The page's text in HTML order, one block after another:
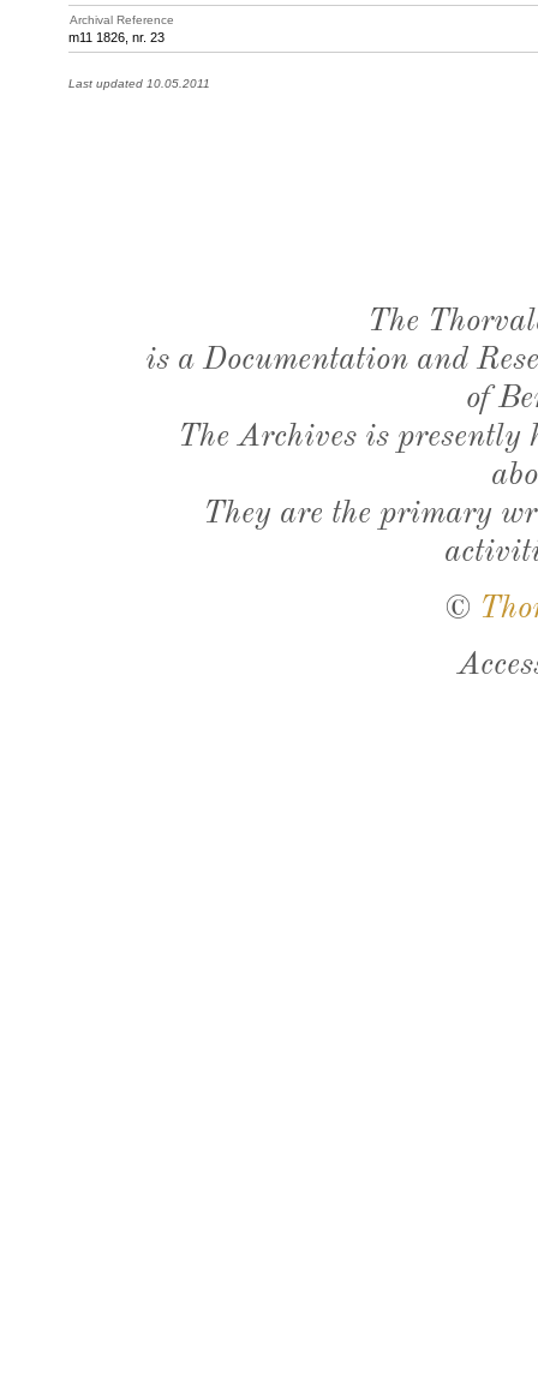
Archival Reference
m11 1826, nr. 23
Last updated 10.05.2011
The
is a Documentation and
of
The Archives is presently
They are the primary
©